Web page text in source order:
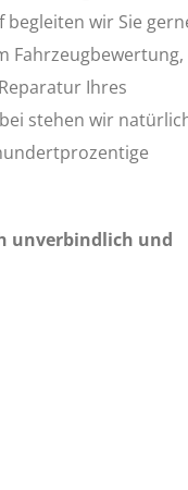
wir Sie
Fahrzeugbewertung,
Ihres
stehen wir
unverbindlich und